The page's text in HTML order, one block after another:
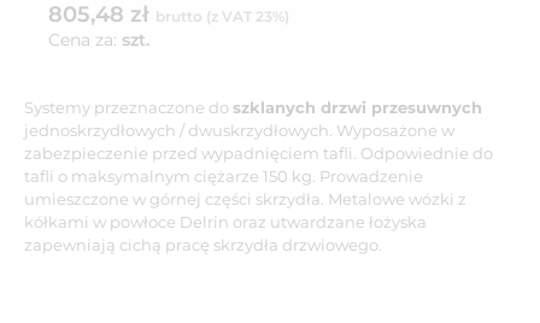
805,48 zł brutto (z VAT 23%)
Cena za: szt.
Systemy przeznaczone doszklanych drzwi przesuwnych
jednoskrzydłowych / dwuskrzydłowych. Wyposażone w
zabezpieczenie przed wypadnięciem tafli. Odpowiednie do
tafli o maksymalnym ciężarze 150 kg. Prowadzenie
umieszczone w górnej części skrzydła. Metalowe wózki z
kółkami w powłoce Delrin oraz utwardzane łożyska
zapewniają cichą pracę skrzydła drzwiowego.